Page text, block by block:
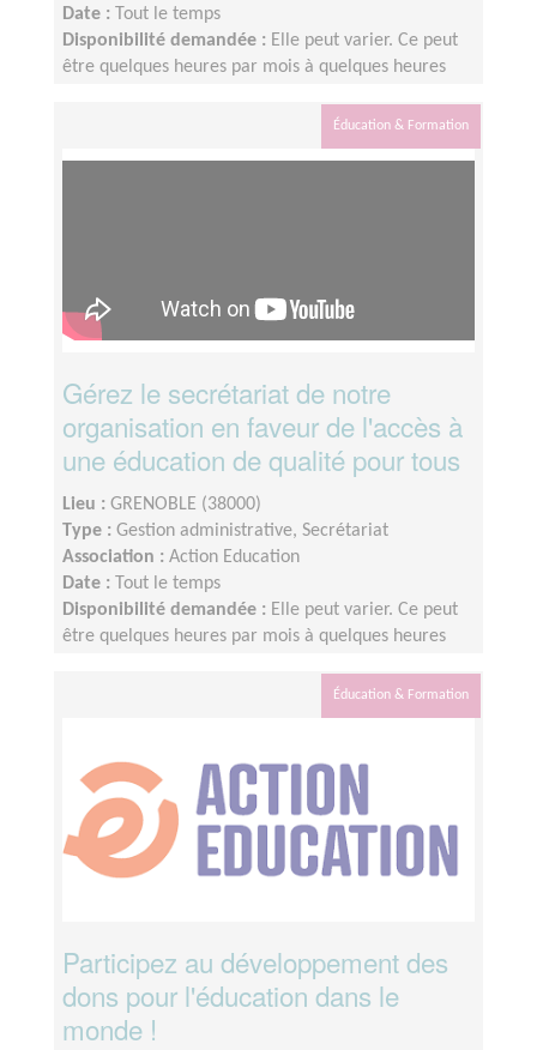
Date :
Tout le temps
Disponibilité demandée : Elle peut varier. Ce peut
être quelques heures par mois à quelques heures
Éducation & Formation
Gérez le secrétariat de notre
organisation en faveur de l'accès à
une éducation de qualité pour tous
Lieu : GRENOBLE (38000)
Type : Gestion administrative, Secrétariat
Association : Action Education
Date :
Tout le temps
Disponibilité demandée : Elle peut varier. Ce peut
être quelques heures par mois à quelques heures
Éducation & Formation
Participez au développement des
dons pour l'éducation dans le
monde !